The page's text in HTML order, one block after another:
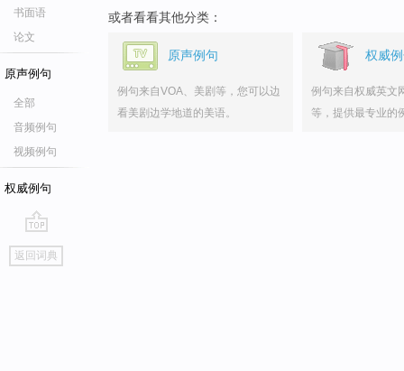
书面语
论文
原声例句
全部
音频例句
视频例句
权威例句
go
top
返回词典
或者看看其他分类：
原声例句
例句来自VOA、美剧等，您可以边
看美剧边学地道的美语。
权威
例句来自权威英文
等，提供最专业的